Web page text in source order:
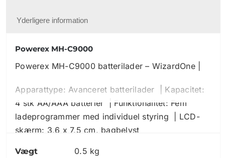
Yderligere information
Powerex MH-C9000
Powerex MH-C9000 batterilader – WizardOne |
Apparattype: Avanceret batterilader | Kapacitet:
4 stk AA/AAA batterier | Funktionalitet: Fem
ladeprogrammer med individuel styring | LCD-
skærm: 3,6 x 7,5 cm, bagbelyst
Denne batterilader er brugt få gange og virker,
Vægt 0.5 kg